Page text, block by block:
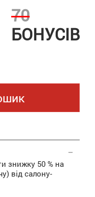
70
БОНУСІВ
знижку 50 % на
від салону-